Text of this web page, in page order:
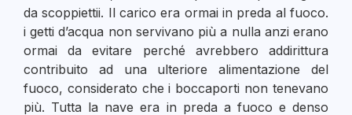
da scoppiettii. Il carico era ormai in preda al fuoco.
i getti d’acqua non servivano più a nulla anzi erano
ormai da evitare perché avrebbero addirittura
contribuito ad una ulteriore alimentazione del
fuoco, considerato che i boccaporti non tenevano
più. Tutta la nave era in preda a fuoco e denso